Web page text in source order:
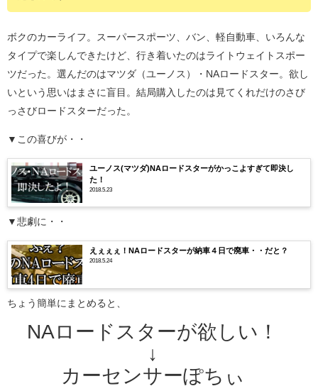
ボクのカーライフ。スーパースポーツ、バン、軽自動車、いろんな
タイプで楽しんできたけど、行き着いたのはライトウェイトスポー
ツだった。選んだのはマツダ（ユーノス）・NAロードスター。欲し
いという思いはまさに盲目。結局購入したのは見てくれだけのさび
っさびロードスターだった。
▼この喜びが・・
ユーノス(マツダ)NAロードスターがかっこよすぎて即決し
た！
2018.5.23
▼悲劇に・・
えぇぇぇ！NAロードスターが納車４日で廃車・・だと？
2018.5.24
ちょう簡単にまとめると、
NAロードスターが欲しい！
↓
カーセンサーぽちぃ